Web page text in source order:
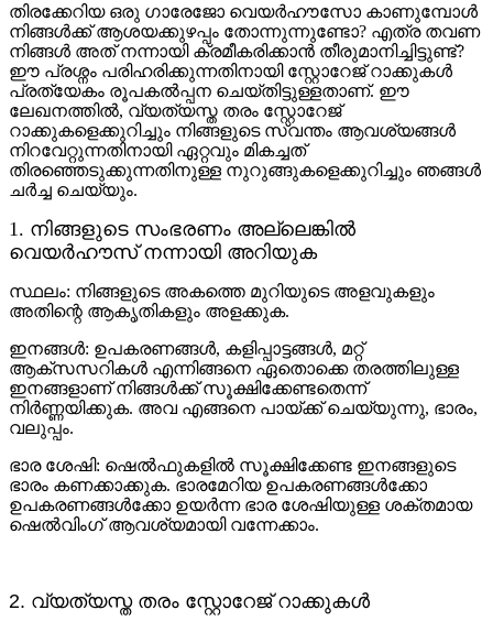
തിരക്കേറിയ ഒരു ഗാരേജോ വെയർഹൗസോ കാണുമ്പോൾ
നിങ്ങൾക്ക് ആശയക്കുഴപ്പം തോന്നുന്നുണ്ടോ? എത്ര തവണ
നിങ്ങൾ അത് നന്നായി ക്രമീകരിക്കാൻ തീരുമാനിച്ചിട്ടുണ്ട്?
ഈ പ്രശ്നം പരിഹരിക്കുന്നതിനായി സ്റ്റോറേജ് റാക്കുകൾ
പ്രത്യേകം രൂപകൽപ്പന ചെയ്തിട്ടുള്ളതാണ്. ഈ
ലേഖനത്തിൽ, വ്യത്യസ്ത തരം സ്റ്റോറേജ്
റാക്കുകളെക്കുറിച്ചും നിങ്ങളുടെ സ്വന്തം ആവശ്യങ്ങൾ
നിറവേറ്റുന്നതിനായി ഏറ്റവും മികച്ചത്
തിരഞ്ഞെടുക്കുന്നതിനുള്ള നുറുങ്ങുകളെക്കുറിച്ചും ഞങ്ങൾ
ചർച്ച ചെയ്യും.
1. നിങ്ങളുടെ സംഭരണം അല്ലെങ്കിൽ
വെയർഹൗസ് നന്നായി അറിയുക
സ്ഥലം: നിങ്ങളുടെ അകത്തെ മുറിയുടെ അളവുകളും
അതിന്റെ ആകൃതികളും അളക്കുക.
ഇനങ്ങൾ: ഉപകരണങ്ങൾ, കളിപ്പാട്ടങ്ങൾ, മറ്റ്
ആക്സസറികൾ എന്നിങ്ങനെ ഏതൊക്കെ തരത്തിലുള്ള
ഇനങ്ങളാണ് നിങ്ങൾക്ക് സൂക്ഷിക്കേണ്ടതെന്ന്
നിർണ്ണയിക്കുക. അവ എങ്ങനെ പായ്ക്ക് ചെയ്യുന്നു, ഭാരം,
വലുപ്പം.
ഭാര ശേഷി: ഷെൽഫുകളിൽ സൂക്ഷിക്കേണ്ട ഇനങ്ങളുടെ
ഭാരം കണക്കാക്കുക. ഭാരമേറിയ ഉപകരണങ്ങൾക്കോ ​​
ഉപകരണങ്ങൾക്കോ ​​ഉയർന്ന ഭാര ശേഷിയുള്ള ശക്തമായ
ഷെൽവിംഗ് ആവശ്യമായി വന്നേക്കാം.
2. വ്യത്യസ്ത തരം സ്റ്റോറേജ് റാക്കുകൾ